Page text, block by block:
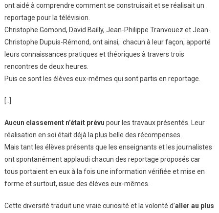
ont aidé à comprendre comment se construisait et se réalisait un
reportage pour la télévision.
Christophe Gomond, David Bailly, Jean-Philippe Tranvouez et Jean-
Christophe Dupuis-Rémond, ont ainsi, chacun à leur façon, apporté
leurs connaissances pratiques et théoriques à travers trois
rencontres de deux heures.
Puis ce sont les élèves eux-mêmes qui sont partis en reportage.
[..]
Aucun classement n’était prévu pour les travaux présentés. Leur
réalisation en soi était déjà la plus belle des récompenses.
Mais tant les élèves présents que les enseignants et les journalistes
ont spontanément applaudi chacun des reportage proposés car
tous portaient en eux à la fois une information vérifiée et mise en
forme et surtout, issue des élèves eux-mêmes.
Cette diversité traduit une vraie curiosité et la volonté d’aller au plus